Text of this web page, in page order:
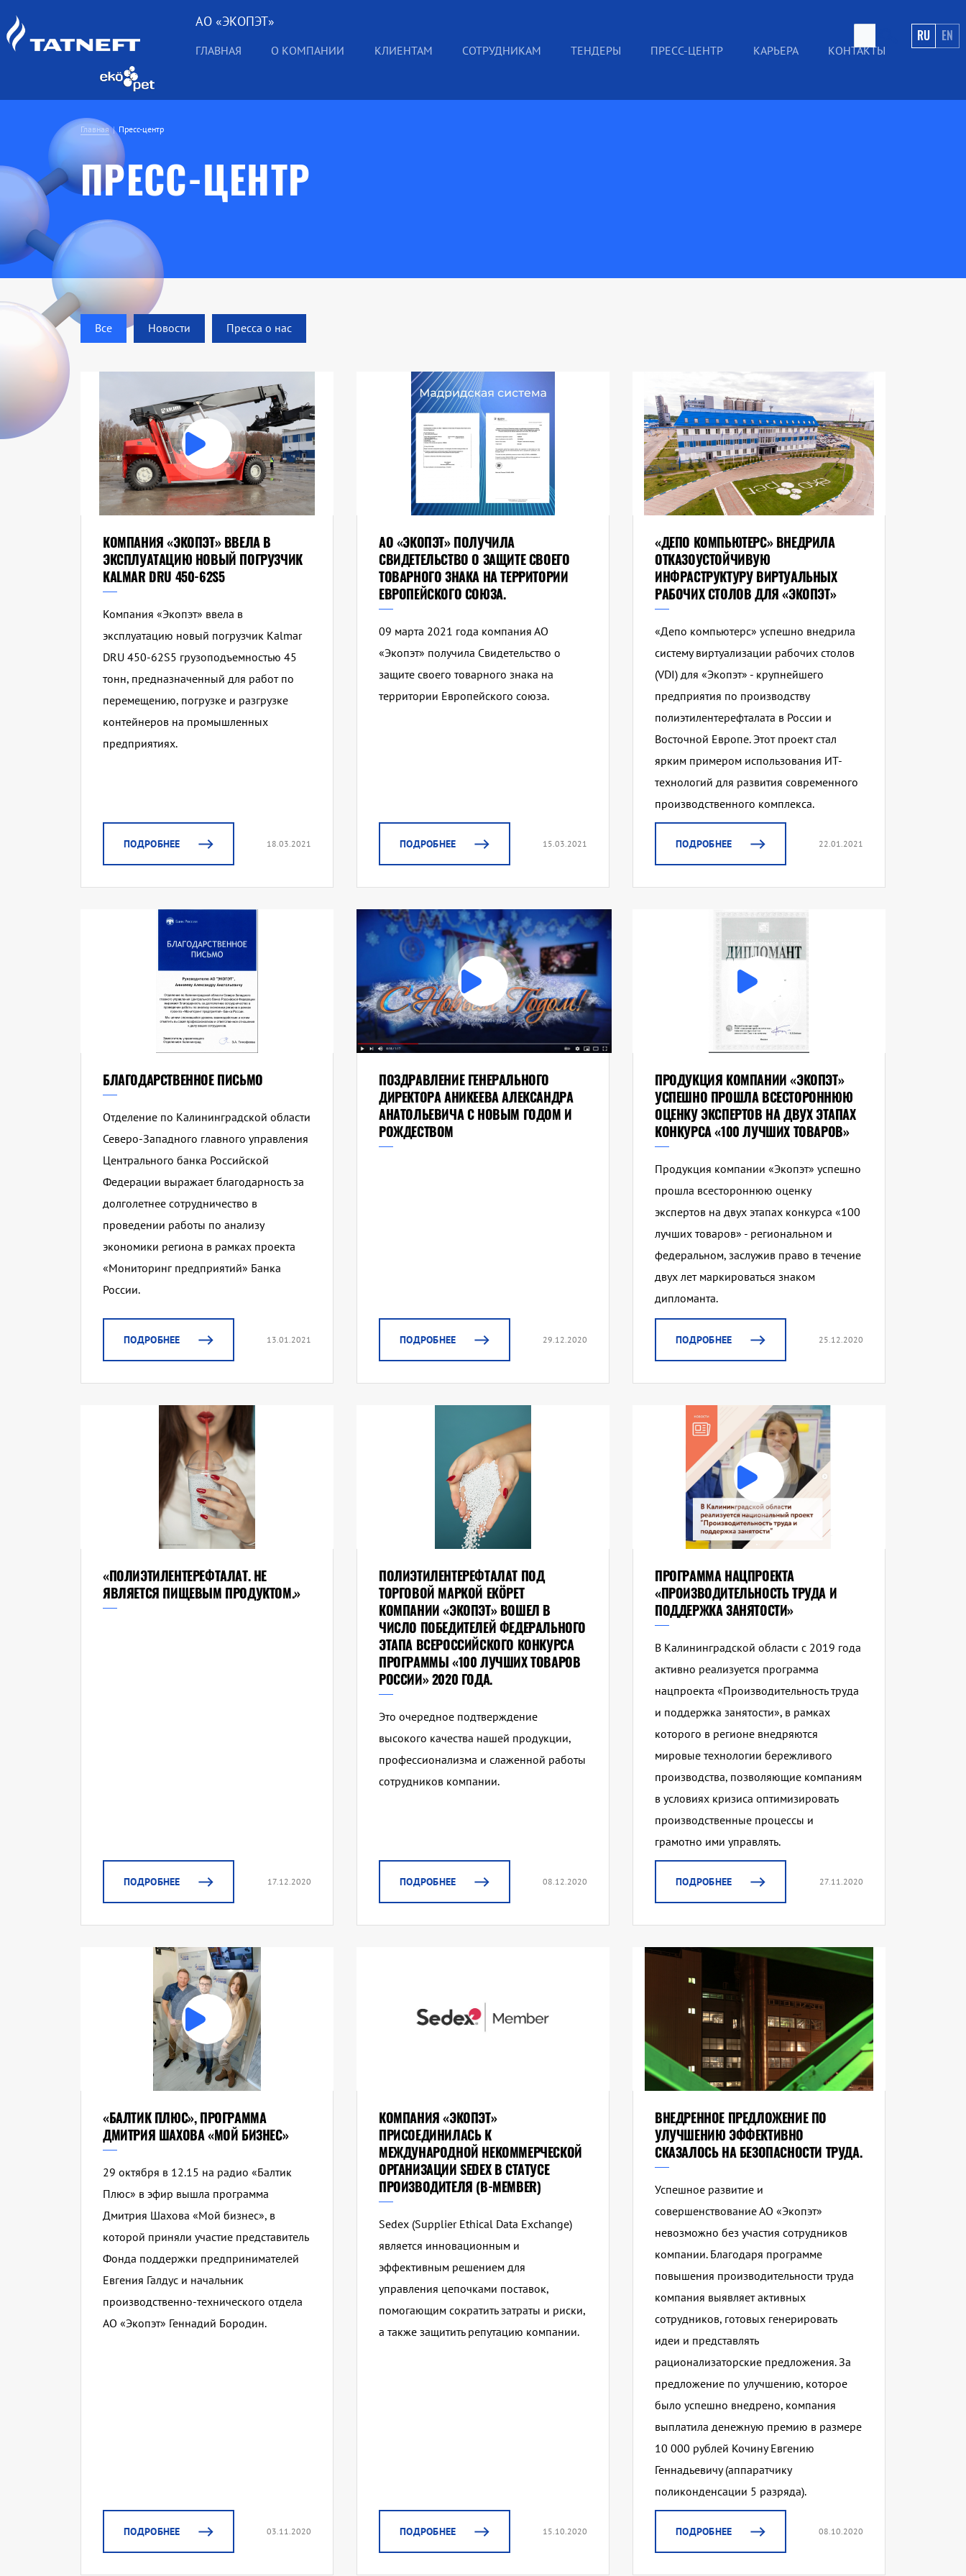
АО «ЭКОПЭТ»
RU EN
ГЛАВНАЯ О КОМПАНИИ КЛИЕНТАМ СОТРУДНИКАМ ТЕНДЕРЫ ПРЕСС-ЦЕНТР КАРЬЕРА КОНТАКТЫ
Главная Пресс-центр
ПРЕСС-ЦЕНТР
Все Новости Пресса о нас
КОМПАНИЯ «ЭКОПЭТ» ВВЕЛА В
ЭКСПЛУАТАЦИЮ НОВЫЙ ПОГРУЗЧИК
KALMAR DRU 450-62S5
Компания «Экопэт» ввела в
эксплуатацию новый погрузчик Kalmar
DRU 450-62S5 грузоподъемностью 45
тонн, предназначенный для работ по
перемещению, погрузке и разгрузке
контейнеров на промышленных
предприятиях.
ПОДРОБНЕЕ 18.03.2021
АО «ЭКОПЭТ» ПОЛУЧИЛА
СВИДЕТЕЛЬСТВО О ЗАЩИТЕ СВОЕГО
ТОВАРНОГО ЗНАКА НА ТЕРРИТОРИИ
ЕВРОПЕЙСКОГО СОЮЗА.
09 марта 2021 года компания АО
«Экопэт» получила Свидетельство о
защите своего товарного знака на
территории Европейского союза.
ПОДРОБНЕЕ 15.03.2021
«ДЕПО КОМПЬЮТЕРС» ВНЕДРИЛА
ОТКАЗОУСТОЙЧИВУЮ
ИНФРАСТРУКТУРУ ВИРТУАЛЬНЫХ
РАБОЧИХ СТОЛОВ ДЛЯ «ЭКОПЭТ»
«Депо компьютерс» успешно внедрила
систему виртуализации рабочих столов
(VDI) для «Экопэт» - крупнейшего
предприятия по производству
полиэтилентерефталата в России и
Восточной Европе. Этот проект стал
ярким примером использования ИТ-
технологий для развития современного
производственного комплекса.
ПОДРОБНЕЕ 22.01.2021
БЛАГОДАРСТВЕННОЕ ПИСЬМО
Отделение по Калининградской области
Северо-Западного главного управления
Центрального банка Российской
Федерации выражает благодарность за
долголетнее сотрудничество в
проведении работы по анализу
экономики региона в рамках проекта
«Мониторинг предприятий» Банка
России.
ПОДРОБНЕЕ 13.01.2021
ПОЗДРАВЛЕНИЕ ГЕНЕРАЛЬНОГО
ДИРЕКТОРА АНИКЕЕВА АЛЕКСАНДРА
АНАТОЛЬЕВИЧА С НОВЫМ ГОДОМ И
РОЖДЕСТВОМ
ПОДРОБНЕЕ 29.12.2020
ПРОДУКЦИЯ КОМПАНИИ «ЭКОПЭТ»
УСПЕШНО ПРОШЛА ВСЕСТОРОННЮЮ
ОЦЕНКУ ЭКСПЕРТОВ НА ДВУХ ЭТАПАХ
КОНКУРСА «100 ЛУЧШИХ ТОВАРОВ»
Продукция компании «Экопэт» успешно
прошла всестороннюю оценку
экспертов на двух этапах конкурса «100
лучших товаров» - региональном и
федеральном, заслужив право в течение
двух лет маркироваться знаком
дипломанта.
ПОДРОБНЕЕ 25.12.2020
«ПОЛИЭТИЛЕНТЕРЕФТАЛАТ. НЕ
ЯВЛЯЕТСЯ ПИЩЕВЫМ ПРОДУКТОМ.»
ПОДРОБНЕЕ 17.12.2020
ПОЛИЭТИЛЕНТЕРЕФТАЛАТ ПОД
ТОРГОВОЙ МАРКОЙ EKÖPET
КОМПАНИИ «ЭКОПЭТ» ВОШЕЛ В
ЧИСЛО ПОБЕДИТЕЛЕЙ ФЕДЕРАЛЬНОГО
ЭТАПА ВСЕРОССИЙСКОГО КОНКУРСА
ПРОГРАММЫ «100 ЛУЧШИХ ТОВАРОВ
РОССИИ» 2020 ГОДА.
Это очередное подтверждение
высокого качества нашей продукции,
профессионализма и слаженной работы
сотрудников компании.
ПОДРОБНЕЕ 08.12.2020
ПРОГРАММА НАЦПРОЕКТА
«ПРОИЗВОДИТЕЛЬНОСТЬ ТРУДА И
ПОДДЕРЖКА ЗАНЯТОСТИ»
В Калининградской области с 2019 года
активно реализуется программа
нацпроекта «Производительность труда
и поддержка занятости», в рамках
которого в регионе внедряются
мировые технологии бережливого
производства, позволяющие компаниям
в условиях кризиса оптимизировать
производственные процессы и
грамотно ими управлять.
ПОДРОБНЕЕ 27.11.2020
«БАЛТИК ПЛЮС», ПРОГРАММА
ДМИТРИЯ ШАХОВА «МОЙ БИЗНЕС»
29 октября в 12.15 на радио «Балтик
Плюс» в эфир вышла программа
Дмитрия Шахова «Мой бизнес», в
которой приняли участие представитель
Фонда поддержки предпринимателей
Евгения Галдус и начальник
производственно-технического отдела
АО «Экопэт» Геннадий Бородин.
ПОДРОБНЕЕ 03.11.2020
КОМПАНИЯ «ЭКОПЭТ»
ПРИСОЕДИНИЛАСЬ К
МЕЖДУНАРОДНОЙ НЕКОММЕРЧЕСКОЙ
ОРГАНИЗАЦИИ SEDEX В СТАТУСЕ
ПРОИЗВОДИТЕЛЯ (B-MEMBER)
Sedex (Supplier Ethical Data Exchange)
является инновационным и
эффективным решением для
управления цепочками поставок,
помогающим сократить затраты и риски,
а также защитить репутацию компании.
ПОДРОБНЕЕ 15.10.2020
ВНЕДРЕННОЕ ПРЕДЛОЖЕНИЕ ПО
УЛУЧШЕНИЮ ЭФФЕКТИВНО
СКАЗАЛОСЬ НА БЕЗОПАСНОСТИ ТРУДА.
Успешное развитие и
совершенствование АО «Экопэт»
невозможно без участия сотрудников
компании. Благодаря программе
повышения производительности труда
компания выявляет активных
сотрудников, готовых генерировать
идеи и представлять
рационализаторские предложения. За
предложение по улучшению, которое
было успешно внедрено, компания
выплатила денежную премию в размере
10 000 рублей Кочину Евгению
Геннадьевичу (аппаратчику
поликонденсации 5 разряда).
ПОДРОБНЕЕ 08.10.2020